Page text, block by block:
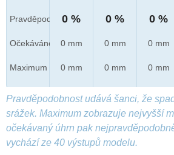
Pravděpod.
Očekáváno
Maximum
0 %
0 mm
0 mm
0 %
0 mm
0 mm
0 %
0 mm
0 mm
Pravděpodobnost udává šanci, že
srážek. Maximum zobrazuje nejvyšší
očekávaný úhrn pak
vychází ze 40 výstupů modelu.